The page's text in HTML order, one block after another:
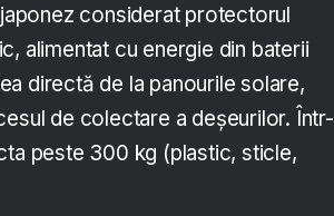
considerat protectorul
alimentat cu energie din baterii
directă de la panourile solare,
de colectare a deşeurilor. Într-
peste 300 kg (plastic, sticle,